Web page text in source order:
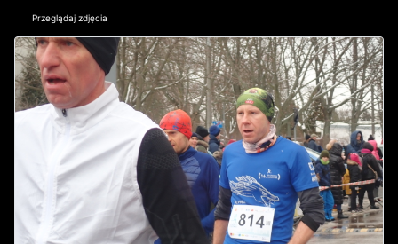
Przeglądaj zdjęcia